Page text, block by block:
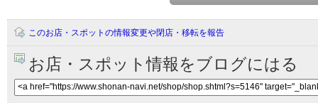
このお店・スポットの情報変更や閉店・移転を報告
お店・スポット情報をブログにはる